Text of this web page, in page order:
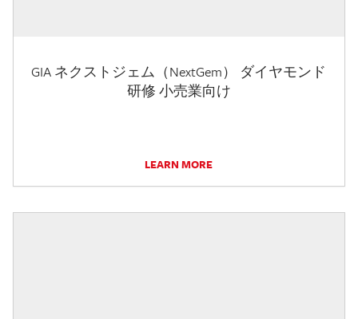
GIA ネクストジェム（NextGem） ダイヤモンド
研修 小売業向け
LEARN MORE